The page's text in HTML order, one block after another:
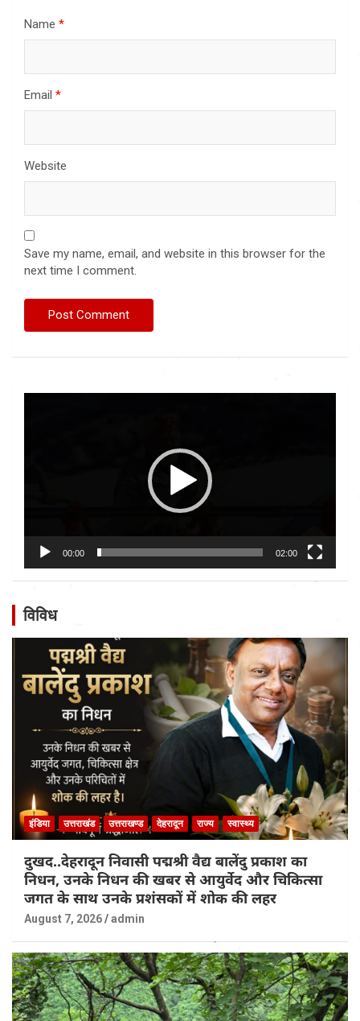
Name *
Email *
Website
Save my name, email, and website in this browser for the
next time I comment.
00:00 02:00
विविध
इंडिया उत्तराखंड उत्तराखण्ड देहरादून राज्य स्वास्थ्य
दुखद..देहरादून निवासी पद्मश्री वैद्य बालेंदु प्रकाश का
निधन, उनके निधन की खबर से आयुर्वेद और चिकित्सा
जगत के साथ उनके प्रशंसकों में शोक की लहर
August 7, 2026 admin